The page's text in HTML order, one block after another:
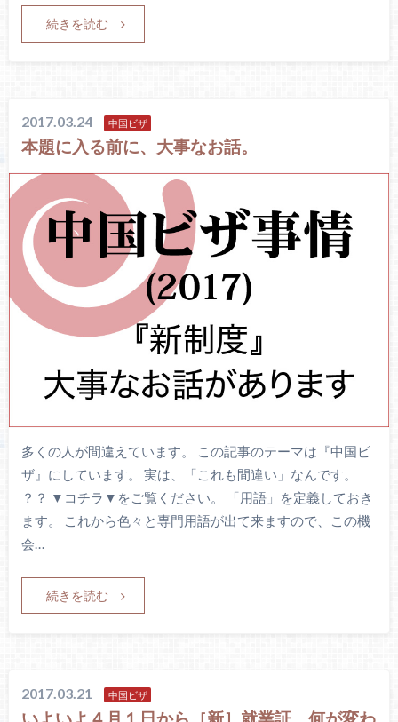
続きを読む
2017.03.24 中国ビザ
本題に入る前に、大事なお話。
多くの人が間違えています。 この記事のテーマは『中国ビ
ザ』にしています。 実は、「これも間違い」なんです。
？？ ▼コチラ▼をご覧ください。 「用語」を定義しておき
ます。 これから色々と専門用語が出て来ますので、この機
会…
続きを読む
2017.03.21 中国ビザ